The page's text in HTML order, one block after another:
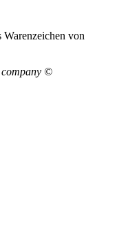
von
company ©